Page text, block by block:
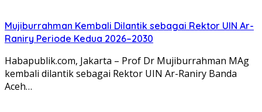
Mujiburrahman Kembali Dilantik sebagai Rektor UIN Ar-
Raniry Periode Kedua 2026–2030
Habapublik.com, Jakarta – Prof Dr Mujiburrahman MAg
kembali dilantik sebagai Rektor UIN Ar-Raniry Banda
Aceh…